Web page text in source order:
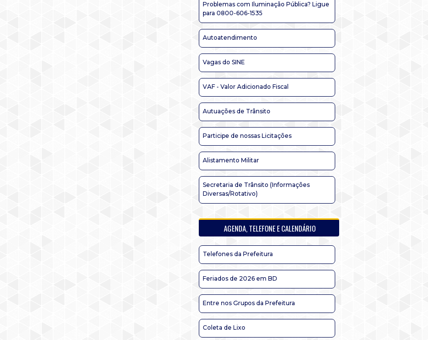
Problemas com Iluminação Pública? Ligue
para 0800-606-1535
Autoatendimento
Vagas do SINE
VAF - Valor Adicionado Fiscal
Autuações de Trânsito
Participe de nossas Licitações
Alistamento Militar
Secretaria de Trânsito (Informações
Diversas/Rotativo)
AGENDA, TELEFONE E CALENDÁRIO
Telefones da Prefeitura
Feriados de 2026 em BD
Entre nos Grupos da Prefeitura
Coleta de Lixo